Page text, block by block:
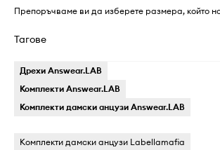
Препоръчваме ви да изберете размера, който
Тагове
Дрехи Answear.LAB
Комплекти Answear.LAB
Комплекти дамски анцузи Answear.LAB
Комплекти дамски анцузи Labellamafia